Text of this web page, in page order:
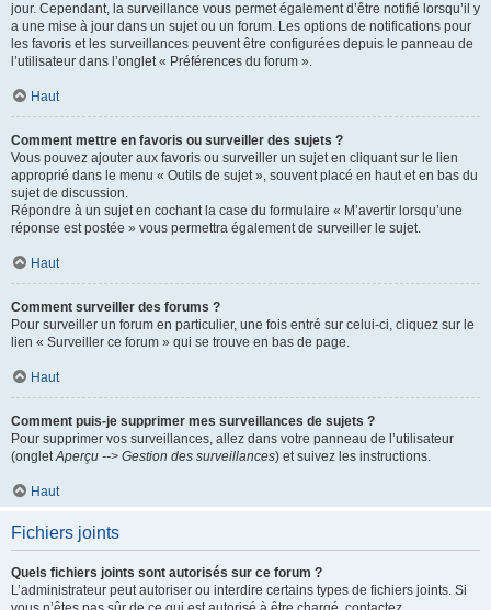
jour. Cependant, la surveillance vous permet également d’être notifié lorsqu’il y
a une mise à jour dans un sujet ou un forum. Les options de notifications pour
les favoris et les surveillances peuvent être configurées depuis le panneau de
l’utilisateur dans l’onglet « Préférences du forum ».
Haut
Comment mettre en favoris ou surveiller des sujets ?
Vous pouvez ajouter aux favoris ou surveiller un sujet en cliquant sur le lien
approprié dans le menu « Outils de sujet », souvent placé en haut et en bas du
sujet de discussion.
Répondre à un sujet en cochant la case du formulaire « M’avertir lorsqu’une
réponse est postée » vous permettra également de surveiller le sujet.
Haut
Comment surveiller des forums ?
Pour surveiller un forum en particulier, une fois entré sur celui-ci, cliquez sur le
lien « Surveiller ce forum » qui se trouve en bas de page.
Haut
Comment puis-je supprimer mes surveillances de sujets ?
Pour supprimer vos surveillances, allez dans votre panneau de l’utilisateur
(ongletAperçu --> Gestion des surveillances) et suivez les instructions.
Haut
Fichiers joints
Quels fichiers joints sont autorisés sur ce forum ?
L’administrateur peut autoriser ou interdire certains types de fichiers joints. Si